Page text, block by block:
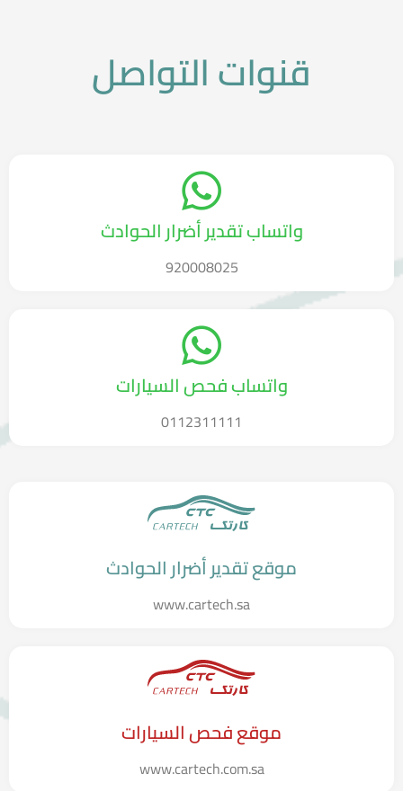
قنوات التواصل
واتساب تقدير أضرار الحوادث
920008025
واتساب فحص السيارات
0112311111
موقع تقدير أضرار الحوادث
www.cartech.sa
موقع فحص السيارات
www.cartech.com.sa